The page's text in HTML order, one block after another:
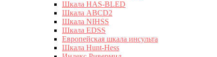
Шкала HAS-BLED
Шкала ABCD2
Шкала NIHSS
Шкала EDSS
Европейская шкала инсульта
Шкала Hunt-Hess